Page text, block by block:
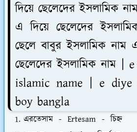
দিয়ে ছেলেদের ইসলামিক
এ দিয়ে ছেলেদের
ছেলে বাবুর ইসলামিক নাম
ছেলেদের ইসলামিক নাম |
islamic name | e diye
boy bangla
এরতেসাম - Ertesam - চিহ্ন